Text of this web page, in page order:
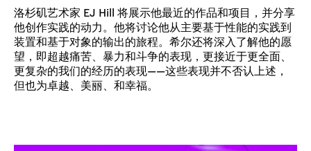
洛杉矶艺术家 EJ Hill 将展示他最近的作品和项目，并分享
他创作实践的动力。他将讨论他从主要基于性能的实践到
装置和基于对象的输出的旅程。希尔还将深入了解他的愿
望，即超越痛苦、暴力和斗争的表现，更接近于更全面、
更复杂的我们的经历的表现——这些表现并不否认上述，
但也为卓越、美丽、和幸福。